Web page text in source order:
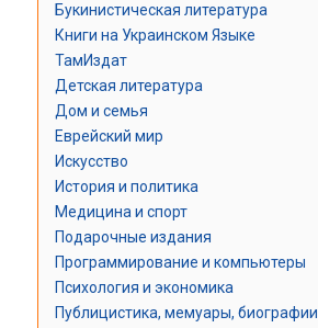
Букинистическая литература
Книги на Украинском Языке
ТамИздат
Детская литература
Дом и семья
Еврейский мир
Искусство
История и политика
Медицина и спорт
Подарочные издания
Программирование и компьютеры
Психология и экономика
Публицистика, мемуары, биографии